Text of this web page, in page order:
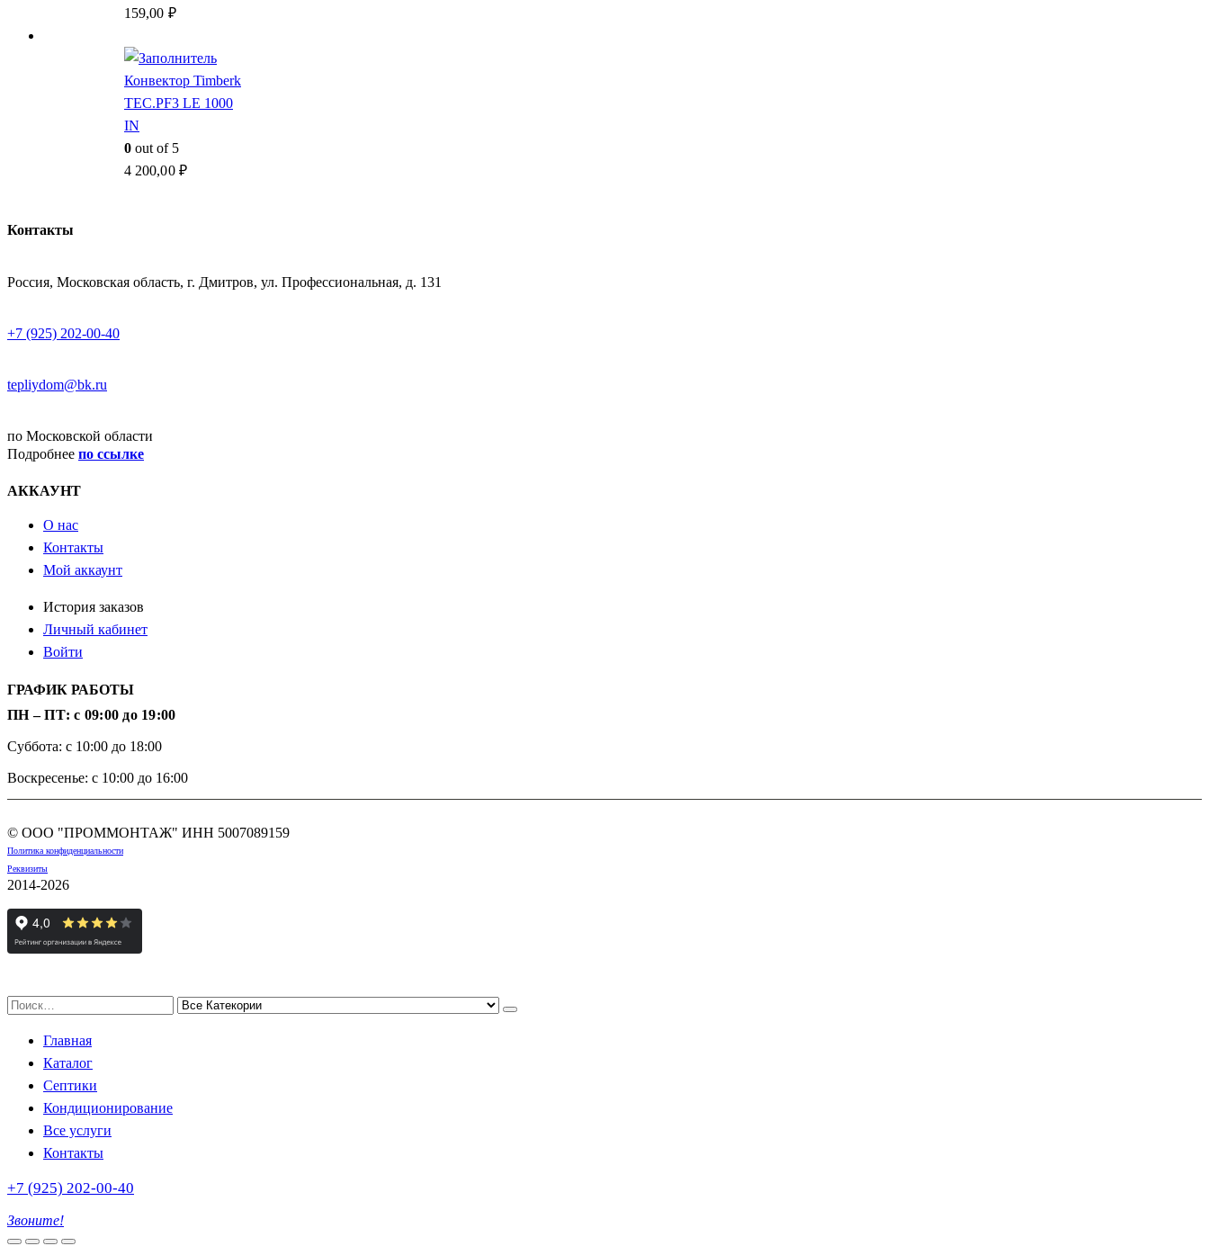
159,00 ₽
Конвектор Timberk
TEC.PF3 LE 1000
IN
0 out of 5
4 200,00 ₽
Контакты
Россия, Московская область, г. Дмитров, ул. Профессиональная, д. 131
+7 (925) 202-00-40
tepliydom@bk.ru
по Московской области
Подробнее по ссылке
АККАУНТ
О нас
Контакты
Мой аккаунт
История заказов
Личный кабинет
Войти
ГРАФИК РАБОТЫ
ПН – ПТ: с 09:00 до 19:00
Суббота: с 10:00 до 18:00
Воскресенье: с 10:00 до 16:00
© ООО "ПРОММОНТАЖ" ИНН 5007089159
Политика конфиденциальности
Реквизиты
2014-2026
Главная
Каталог
Септики
Кондиционирование
Все услуги
Контакты
+7 (925) 202-00-40
Звоните!